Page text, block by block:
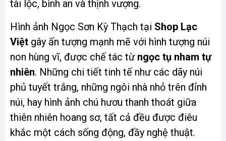
tài lộc, bình an và thịnh vượng.
Hình ảnh Ngọc Sơn Kỳ Thạch tại Shop Lạc
Việt gây ấn tượng mạnh mẽ với hình tượng núi
non hùng vĩ, được chế tác từ ngọc tụ nham tự
nhiên. Những chi tiết tinh tế như các dãy núi
phủ tuyết trắng, những ngôi nhà nhỏ trên đỉnh
núi, hay hình ảnh chú hươu thanh thoát giữa
thiên nhiên hoang sơ, tất cả đều được điêu
khắc một cách sống động, đầy nghệ thuật.